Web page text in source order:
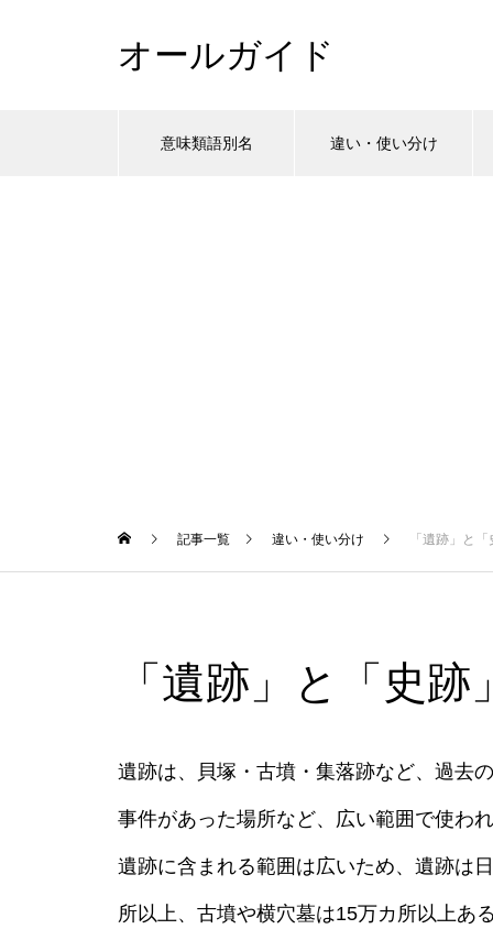
オールガイド
意味類語別名 違い・使い分け
記事一覧 違い・使い分け 「遺跡」と
「遺跡」と「史跡
遺跡は、貝塚・古墳・集落跡など、過去
事件があった場所など、広い範囲で使われ
遺跡に含まれる範囲は広いため、遺跡は
所以上、古墳や横穴墓は15万カ所以上あ